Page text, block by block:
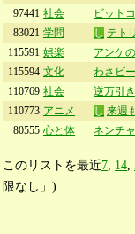
97441 社会 ビット
83021 学問 し テト
115591 娯楽 アンケ
115594 文化 わさビ
110769 社会 逆万引き
110773 アニメ し 来週
80555 心と体 ネンチ
このリストを最近7 14
限なし」)